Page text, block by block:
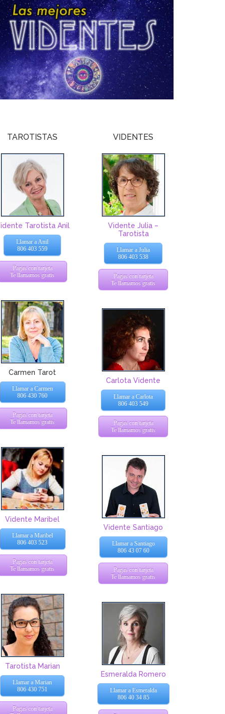
TAROTISTAS
Tarotista Anil
Llamar a Anil
806 403 559
Pagas con tarjeta
Te llamamos gratis
Carmen Tarot
Llamar a Carmen
806 430 760
Pagas con tarjeta
Te llamamos gratis
Vidente Maribel
Llamar a Maribel
806 403 523
Pagas con tarjeta
Te llamamos gratis
Tarotista Marian
Llamar a Marian
806 430 751
Pagas con tarjeta
VIDENTES
Vidente Julia –
Tarotista
Llamar a Julia
806 403 538
Pagas con tarjeta
Te llamamos gratis
Carlota Vidente
Llamar a Carlota
806 403 549
Pagas con tarjeta
Te llamamos gratis
Vidente Santiago
Llamar a Santiago
806 43 07 60
Pagas con tarjeta
Te llamamos gratis
Esmeralda Romero
Llamar a Esmeralda
806 40 34 85